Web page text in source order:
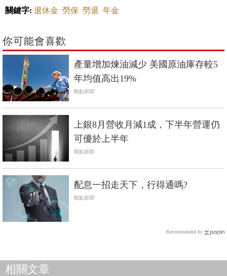
關鍵字: 退休金 勞保 勞退 年金
你可能會喜歡
產量增加煉油減少 美國原油庫存較5
年均值高出19%
觀點新聞
上銀8月營收月減1成，下半年營運仍
可優於上半年
觀點新聞
配息一招走天下，行得通嗎?
觀點新聞
Recommended by
相關文章